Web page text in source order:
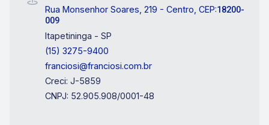
Rua Monsenhor Soares, 219 - Centro, CEP:18200-
009
Itapetininga - SP
(15) 3275-9400
franciosi@franciosi.com.br
Creci: J-5859
CNPJ: 52.905.908/0001-48